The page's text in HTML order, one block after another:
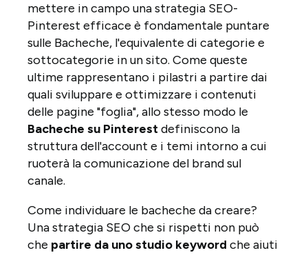
mettere in campo una strategia SEO-
Pinterest efficace è fondamentale puntare
sulle Bacheche, l'equivalente di categorie e
sottocategorie in un sito. Come queste
ultime rappresentano i pilastri a partire dai
quali sviluppare e ottimizzare i contenuti
delle pagine "foglia", allo stesso modo le
Bacheche su Pinterestdefiniscono la
struttura dell'account e i temi intorno a cui
ruoterà la comunicazione del brand sul
canale.
Come individuare le bacheche da creare?
Una strategia SEO che si rispetti non può
che partire da uno studio keyword che aiuti